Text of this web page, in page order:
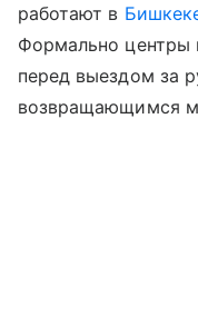
работают в
Формально центры
перед выездом за
возвращающимся